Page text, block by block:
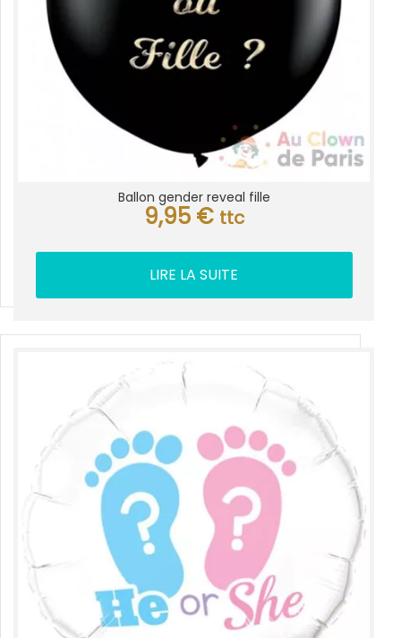
Ballon gender reveal fille
9,95 € ttc
LIRE LA SUITE